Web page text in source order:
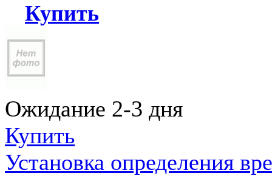
Купить
Ожидание 2-3 дня
Купить
Установка определения